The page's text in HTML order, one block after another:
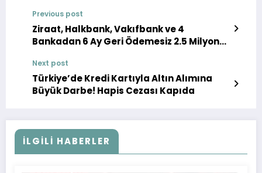
Previous post
Ziraat, Halkbank, Vakıfbank ve 4
Bankadan 6 Ay Geri Ödemesiz 2.5 Milyon
Next post
Türkiye’de Kredi Kartıyla Altın Alımına
Büyük Darbe! Hapis Cezası Kapıda
İLGILI HABERLER